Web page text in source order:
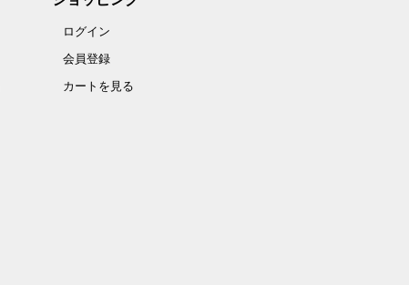
ログイン
会員登録
カートを見る